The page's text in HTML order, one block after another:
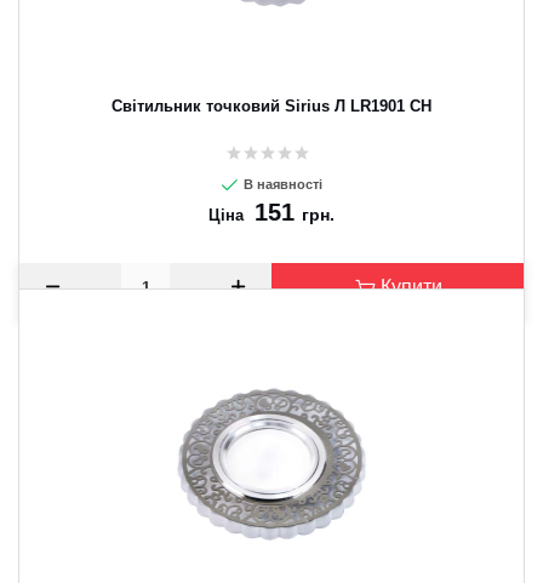
Світильник точковий Sirius Л LR1901 CH
В наявності
Ціна 151 грн.
Купити